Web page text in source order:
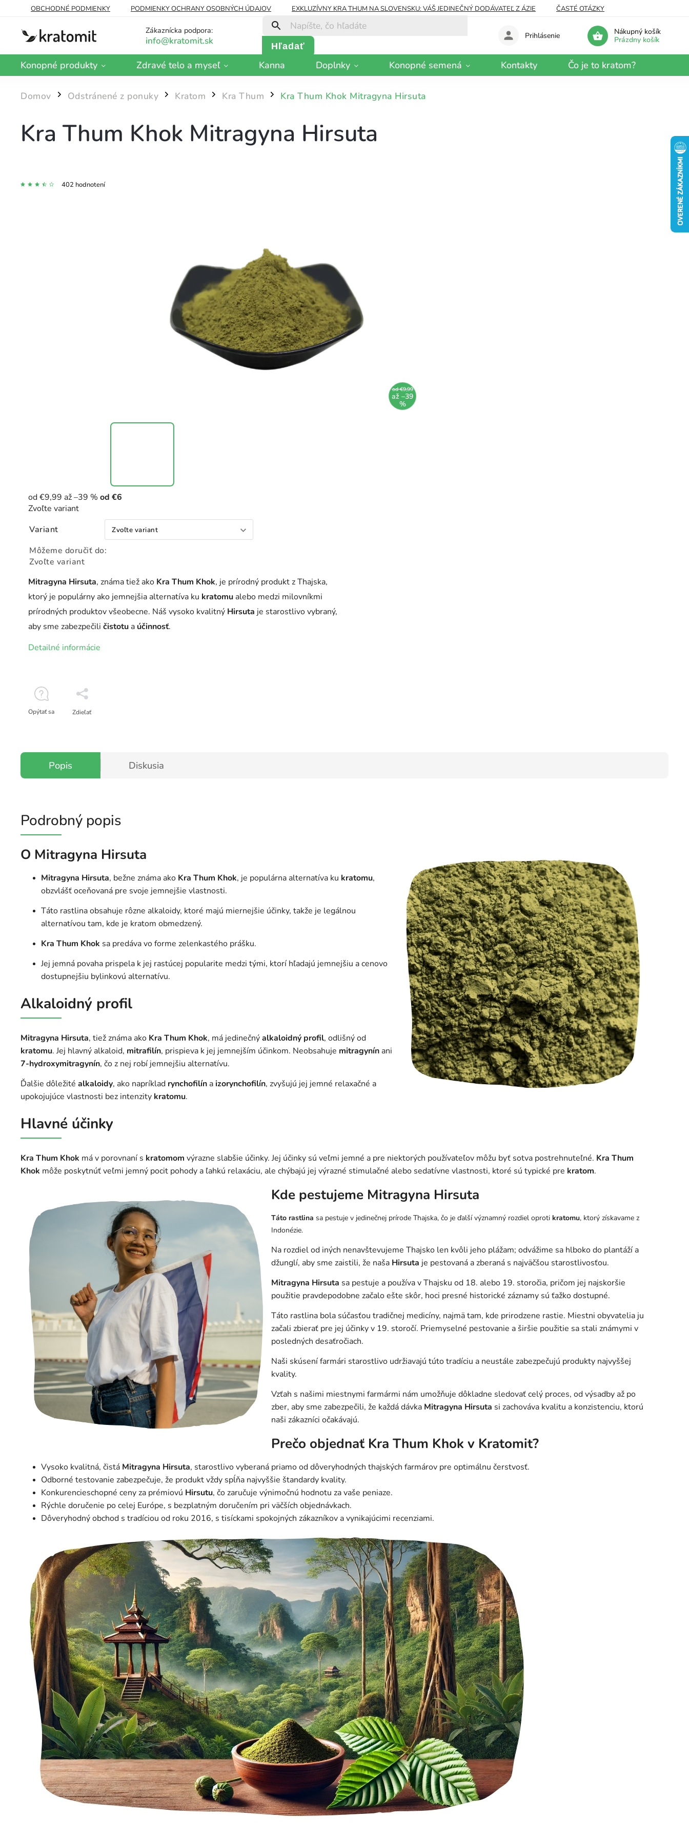
OBCHODNÉ PODMIENKY PODMIENKY OCHRANY OSOBNÝCH ÚDAJOV EXKLUZÍVNY KRA THUM NA SLOVENSKU: VÁŠ JEDINEČNÝ DODÁVATEĽ Z ÁZIE
ČASTÉ OTÁZKY
Zákaznícka podpora:
Hľadať
Nákupný košík
Prázdny košík
Prihlásenie
Konopné produkty Zdravé telo a myseľ Kanna Doplnky Konopné semená Kontakty Čo je to kratom?
Domov / Odstránené z ponuky / Kratom / Kra Thum / Kra Thum Khok Mitragyna Hirsuta
Kra Thum Khok Mitragyna Hirsuta
402 hodnotení
od €9,99
až –39
%
od €9,99 až –39 % od €6
Zvoľte variant
Variant
Môžeme doručiť do:
Zvoľte variant
Mitragyna Hirsuta, známa tiež ako Kra Thum Khok, je prírodný produkt z Thajska,
ktorý je populárny ako jemnejšia alternatíva ku kratomu alebo medzi milovníkmi
prírodných produktov všeobecne. Náš vysoko kvalitný Hirsuta je starostlivo vybraný,
aby sme zabezpečili čistotu a účinnosť.
Detailné informácie
Opýtať sa Zdieľať
Popis Diskusia
Podrobný popis
O Mitragyna Hirsuta
Mitragyna Hirsuta, bežne známa ako Kra Thum Khok, je populárna alternatíva ku kratomu,
obzvlášť oceňovaná pre svoje jemnejšie vlastnosti.
Táto rastlina obsahuje rôzne alkaloidy, ktoré majú miernejšie účinky, takže je legálnou
alternatívou tam, kde je kratom obmedzený.
Kra Thum Khok sa predáva vo forme zelenkastého prášku.
Jej jemná povaha prispela k jej rastúcej popularite medzi tými, ktorí hľadajú jemnejšiu a cenovo
dostupnejšiu bylinkovú alternatívu.
Alkaloidný profil
Mitragyna Hirsuta, tiež známa ako Kra Thum Khok, má jedinečnýalkaloidný profil, odlišný od
kratomu. Jej hlavný alkaloid, mitrafilín, prispieva k jej jemnejším účinkom. Neobsahuje mitragynín ani
7-hydroxymitragynín, čo z nej robí jemnejšiu alternatívu.
Ďalšie dôležité alkaloidy, ako napríklad rynchofilín aizorynchofilín, zvyšujú jej jemné relaxačné a
upokojujúce vlastnosti bez intenzity kratomu.
Hlavné účinky
Kra Thum Khok má v porovnaní s kratomom výrazne slabšie účinky. Jej účinky sú veľmi jemné a pre niektorých používateľov môžu byť sotva postrehnuteľné. Kra Thum
Khok môže poskytnúť veľmi jemný pocit pohody a ľahkú relaxáciu, ale chýbajú jej výrazné stimulačné alebo sedatívne vlastnosti, ktoré sú typické pre kratom.
Kde pestujeme Mitragyna Hirsuta
Táto rastlina sa pestuje v jedinečnej prírode Thajska, čo je ďalší významný rozdiel oproti kratomu, ktorý získavame z
Indonézie.
Na rozdiel od iných nenavštevujeme Thajsko len kvôli jeho plážam; odvážime sa hlboko do plantáží a
džunglí, aby sme zaistili, že naša Hirsuta je pestovaná a zberaná s najväčšou starostlivosťou.
Mitragyna Hirsuta sa pestuje a používa v Thajsku od 18. alebo 19. storočia, pričom jej najskoršie
použitie pravdepodobne začalo ešte skôr, hoci presné historické záznamy sú ťažko dostupné.
Táto rastlina bola súčasťou tradičnej medicíny, najmä tam, kde prirodzene rastie. Miestni obyvatelia ju
začali zbierať pre jej účinky v 19. storočí. Priemyselné pestovanie a širšie použitie sa stali známymi v
posledných desaťročiach.
Naši skúsení farmári starostlivo udržiavajú túto tradíciu a neustále zabezpečujú produkty najvyššej
kvality.
Vzťah s našimi miestnymi farmármi nám umožňuje dôkladne sledovať celý proces, od výsadby až po
zber, aby sme zabezpečili, že každá dávka Mitragyna Hirsuta si zachováva kvalitu a konzistenciu, ktorú
naši zákazníci očakávajú.
Prečo objednať Kra Thum Khok v Kratomit?
Vysoko kvalitná, čistá Mitragyna Hirsuta, starostlivo vyberaná priamo od dôveryhodných thajských farmárov pre optimálnu čerstvosť.
Odborné testovanie zabezpečuje, že produkt vždy spĺňa najvyššie štandardy kvality.
Konkurencieschopné ceny za prémiovú Hirsutu, čo zaručuje výnimočnú hodnotu za vaše peniaze.
Rýchle doručenie po celej Európe, s bezplatným doručením pri väčších objednávkach.
Dôveryhodný obchod s tradíciou od roku 2016, s tisíckami spokojných zákazníkov a vynikajúcimi recenziami.